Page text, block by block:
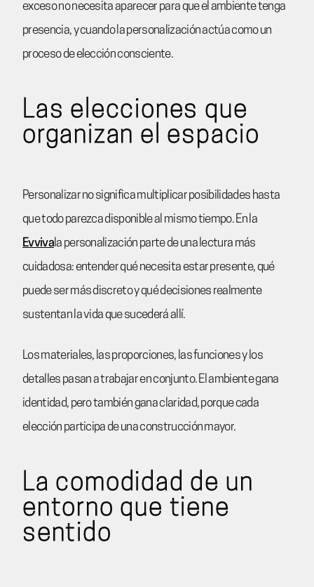
exceso no necesita aparecer para que el ambiente tenga
presencia, y cuando la personalización actúa como un
proceso de elección consciente.
Las elecciones que
organizan el espacio
Personalizar no significa multiplicar posibilidades hasta
que todo parezca disponible al mismo tiempo. En la
Evvivala personalización parte de una lectura más
cuidadosa: entender qué necesita estar presente, qué
puede ser más discreto y qué decisiones realmente
sustentan la vida que sucederá allí.
Los materiales, las proporciones, las funciones y los
detalles pasan a trabajar en conjunto. El ambiente gana
identidad, pero también gana claridad, porque cada
elección participa de una construcción mayor.
La comodidad de un
entorno que tiene
sentido